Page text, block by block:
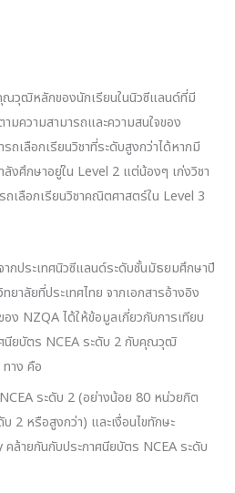
ณวุฒิหลักของนักเรียนในนิวซีแลนด์ที่มี
มความสามารถและความสนใจของ
ถเลือกเรียนวิชาที่ระดับสูงกว่าได้หากมี
งศึกษาอยู่ใน Level 2 แต่น้องๆ เก่งวิชา
เลือกเรียนวิชาคณิตศาสตร์ใน Level 3
กประเทศนิวซีแลนด์ระดับชั้นมัธยมศึกษาปี
าลัยที่ประเทศไทย จากเอกสารอ้างอิง
ง NZQA ได้ให้ข้อมูลเกี่ยวกับการเทียบ
ศนียบัตร NCEA ระดับ 2 กับคุณวุฒิ
าง คือ
ระดับ 2 (อย่างน้อย 80 หน่วยกิต
2 หรือสูงกว่า) และเงื่อนไขทักษะ
ล้ายกันกับประกาศนียบัตร NCEA ระดับ